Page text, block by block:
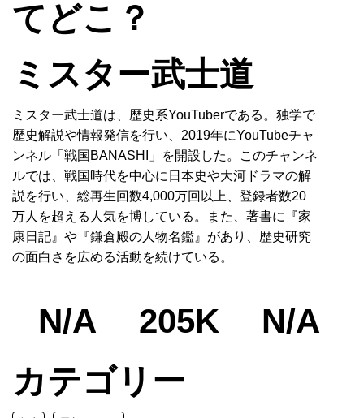
N/A 205K
N/A
カテゴリー
ミスター武士道
ミスター武士道は、歴史系YouTuberである。独学で
歴史解説や情報発信を行い、2019年にYouTubeチャ
ンネル「戦国BANASHI」を開設した。このチャンネ
ルでは、戦国時代を中心に日本史や大河ドラマの解
説を行い、総再生回数4,000万回以上、登録者数20
万人を超える人気を博している。また、著書に『家
康日記』や『鎌倉殿の人物名鑑』があり、歴史研究
の面白さを広める活動を続けている。
てどこ？